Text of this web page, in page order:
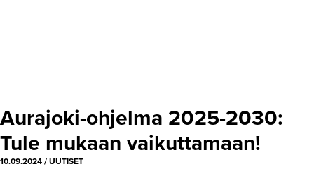
Aurajoki-ohjelma 2025-2030:
Tule mukaan vaikuttamaan!
10.09.2024/UUTISET